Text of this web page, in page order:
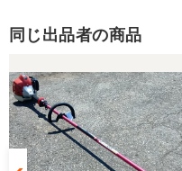
同じ出品者の商品